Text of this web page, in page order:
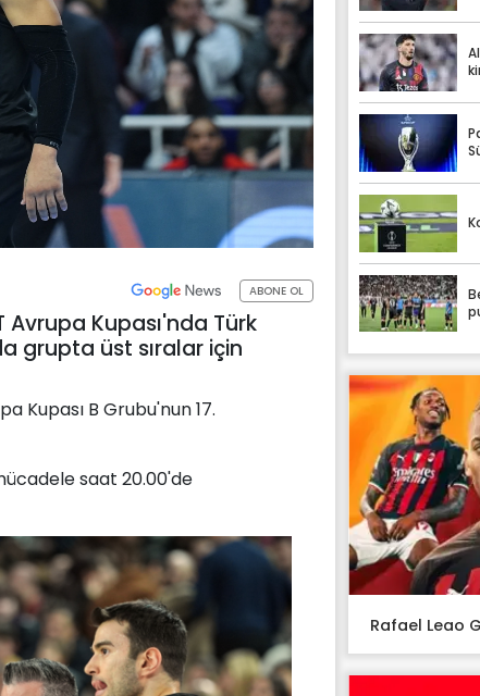
ABONE OL
Avrupa Kupası'nda Türk
grupta üst sıralar için
Kupası B Grubu'nun 17.
saat 20.00'de
Rafael Leao